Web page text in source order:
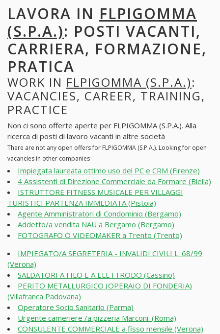
LAVORA IN FLPIGOMMA
(S.P.A.): POSTI VACANTI,
CARRIERA, FORMAZIONE,
PRATICA
WORK IN FLPIGOMMA (S.P.A.):
VACANCIES, CAREER, TRAINING,
PRACTICE
Non ci sono offerte aperte per FLPIGOMMA (S.P.A.). Alla
ricerca di posti di lavoro vacanti in altre società
There are not any open offers for FLPIGOMMA (S.P.A.). Looking for open
vacancies in other companies
Impiegata laureata ottimo uso del PC e CRM (Firenze)
4 Assistenti di Direzione Commerciale da Formare (Biella)
ISTRUTTORE FITNESS MUSICALE PER VILLAGGI
TURISTICI PARTENZA IMMEDIATA (Pistoia)
Agente Amministratori di Condominio (Bergamo)
Addetto/a vendita NAU a Bergamo (Bergamo)
FOTOGRAFO O VIDEOMAKER a Trento (Trento)
IMPIEGATO/A SEGRETERIA - INVALIDI CIVILI L. 68/99
(Verona)
SALDATORI A FILO E A ELETTRODO (Cassino)
PERITO METALLURGICO (OPERAIO DI FONDERIA)
(Villafranca Padovana)
Operatore Socio Sanitario (Parma)
Urgente cameriere /a pizzeria Marconi. (Roma)
CONSULENTE COMMERCIALE a fisso mensile (Verona)